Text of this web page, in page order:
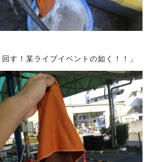
す！某ライブイベントの如く！！」